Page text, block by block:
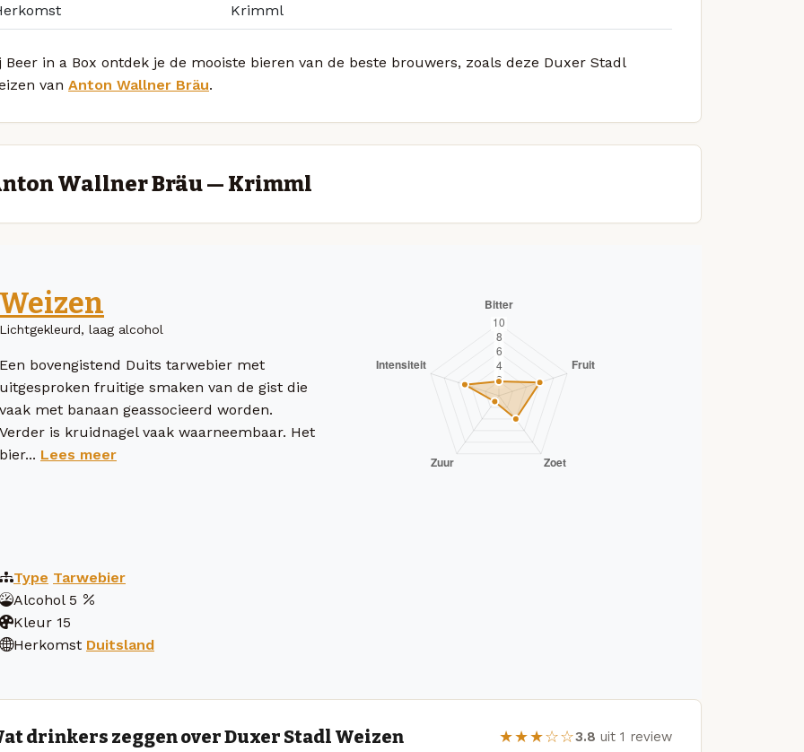
Krimml
Beer in a Box ontdek je de mooiste bieren van de beste brouwers, zoals deze Duxer Stadl
van Anton Wallner Bräu.
Wallner Bräu — Krimml
Weizen
Lichtgekleurd, laag alcohol
Een bovengistend Duits tarwebier met
uitgesproken fruitige smaken van de gist die
vaak met banaan geassocieerd worden.
Verder is kruidnagel vaak waarneembaar. Het
bier... Lees meer
Type Tarwebier
Alcohol 5
Kleur 15
Herkomst Duitsland
drinkers zeggen over Duxer Stadl Weizen ★★★☆☆3.8 uit 1 review